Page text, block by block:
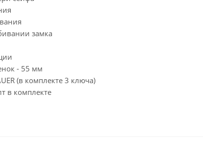
замка
- 55 мм
(в комплекте 3 ключа)
в комплекте